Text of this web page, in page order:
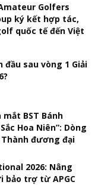
Golfers
ký kết hợp tác,
quốc tế đến Việt
sau vòng 1 Giải
BST Bánh
Hoa Niên”: Dòng
đương đại
2026: Nâng
bảo trợ từ APGC